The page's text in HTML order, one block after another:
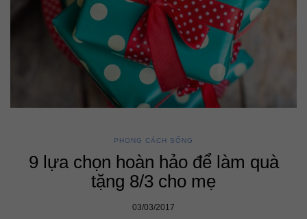
PHONG CÁCH SỐNG
9 lựa chọn hoàn hảo để làm quà
tặng 8/3 cho mẹ
03/03/2017